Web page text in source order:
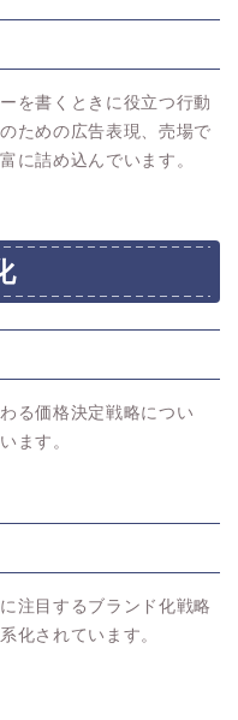
を書くときに役立つ行動
ための広告表現、売場で
に詰め込んでいます。
る価格決定戦略につい
ます。
注目するブランド化戦略
化されています。